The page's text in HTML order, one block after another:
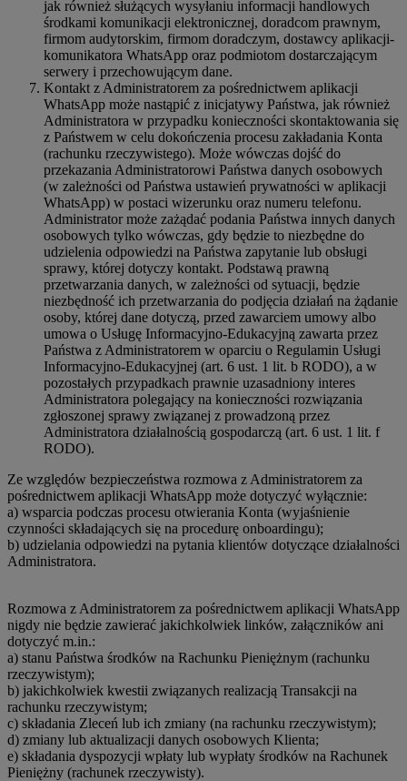
jak również służących wysyłaniu informacji handlowych
środkami komunikacji elektronicznej, doradcom prawnym,
firmom audytorskim, firmom doradczym, dostawcy aplikacji-
komunikatora WhatsApp oraz podmiotom dostarczającym
serwery i przechowującym dane.
Kontakt z Administratorem za pośrednictwem aplikacji
WhatsApp może nastąpić z inicjatywy Państwa, jak również
Administratora w przypadku konieczności skontaktowania się
z Państwem w celu dokończenia procesu zakładania Konta
(rachunku rzeczywistego). Może wówczas dojść do
przekazania Administratorowi Państwa danych osobowych
(w zależności od Państwa ustawień prywatności w aplikacji
WhatsApp) w postaci wizerunku oraz numeru telefonu.
Administrator może zażądać podania Państwa innych danych
osobowych tylko wówczas, gdy będzie to niezbędne do
udzielenia odpowiedzi na Państwa zapytanie lub obsługi
sprawy, której dotyczy kontakt. Podstawą prawną
przetwarzania danych, w zależności od sytuacji, będzie
niezbędność ich przetwarzania do podjęcia działań na żądanie
osoby, której dane dotyczą, przed zawarciem umowy albo
umowa o Usługę Informacyjno-Edukacyjną zawarta przez
Państwa z Administratorem w oparciu o Regulamin Usługi
Informacyjno-Edukacyjnej (art. 6 ust. 1 lit. b RODO), a w
pozostałych przypadkach prawnie uzasadniony interes
Administratora polegający na konieczności rozwiązania
zgłoszonej sprawy związanej z prowadzoną przez
Administratora działalnością gospodarczą (art. 6 ust. 1 lit. f
RODO).
Ze względów bezpieczeństwa rozmowa z Administratorem za
pośrednictwem aplikacji WhatsApp może dotyczyć wyłącznie:
a) wsparcia podczas procesu otwierania Konta (wyjaśnienie
czynności składających się na procedurę onboardingu);
b) udzielania odpowiedzi na pytania klientów dotyczące działalności
Administratora.
Rozmowa z Administratorem za pośrednictwem aplikacji WhatsApp
nigdy nie będzie zawierać jakichkolwiek linków, załączników ani
dotyczyć m.in.:
a) stanu Państwa środków na Rachunku Pieniężnym (rachunku
rzeczywistym);
b) jakichkolwiek kwestii związanych realizacją Transakcji na
rachunku rzeczywistym;
c) składania Zleceń lub ich zmiany (na rachunku rzeczywistym);
d) zmiany lub aktualizacji danych osobowych Klienta;
e) składania dyspozycji wpłaty lub wypłaty środków na Rachunek
Pieniężny (rachunek rzeczywisty).